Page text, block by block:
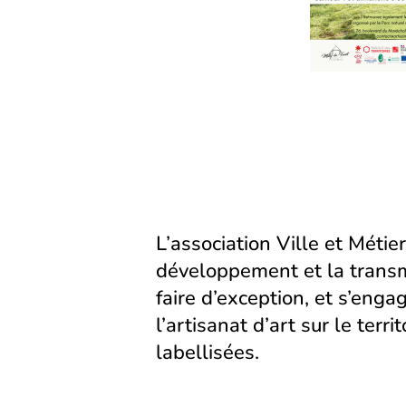
L’association Ville et
développement et la
faire d’exception, et
l’artisanat d’art sur le
labellisées.